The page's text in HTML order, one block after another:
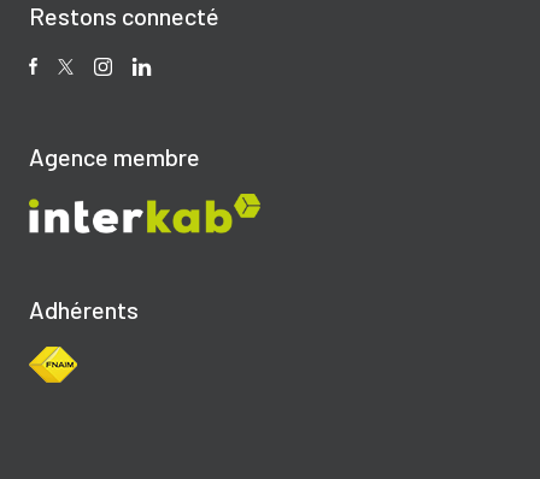
Restons connecté
Agence membre
Adhérents